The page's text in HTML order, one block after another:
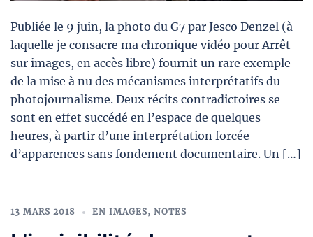
Publiée le 9 juin, la photo du G7 par Jesco Denzel (à
laquelle je consacre ma chronique vidéo pour Arrêt
sur images, en accès libre) fournit un rare exemple
de la mise à nu des mécanismes interprétatifs du
photojournalisme. Deux récits contradictoires se
sont en effet succédé en l’espace de quelques
heures, à partir d’une interprétation forcée
d’apparences sans fondement documentaire. Un […]
13 MARS 2018 EN IMAGES, NOTES